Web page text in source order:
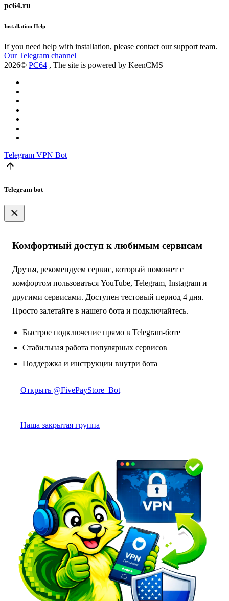
pc64.ru
Installation Help
If you need help with installation, please contact our support team.
Our Telegram channel
2026© PC64 , The site is powered by KeenCMS
Telegram VPN Bot
Telegram bot
Комфортный доступ к любимым сервисам
Друзья, рекомендуем сервис, который поможет с
комфортом пользоваться YouTube, Telegram, Instagram и
другими сервисами. Доступен тестовый период 4 дня.
Просто залетайте в нашего бота и подключайтесь.
Быстрое подключение прямо в Telegram-боте
Стабильная работа популярных сервисов
Поддержка и инструкции внутри бота
Открыть @FivePayStore_Bot
Наша закрытая группа